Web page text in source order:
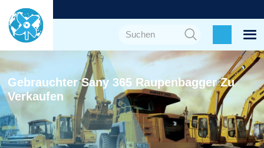
Gebrauchter Sany 365 Raupenbagger Zu
Verkaufen